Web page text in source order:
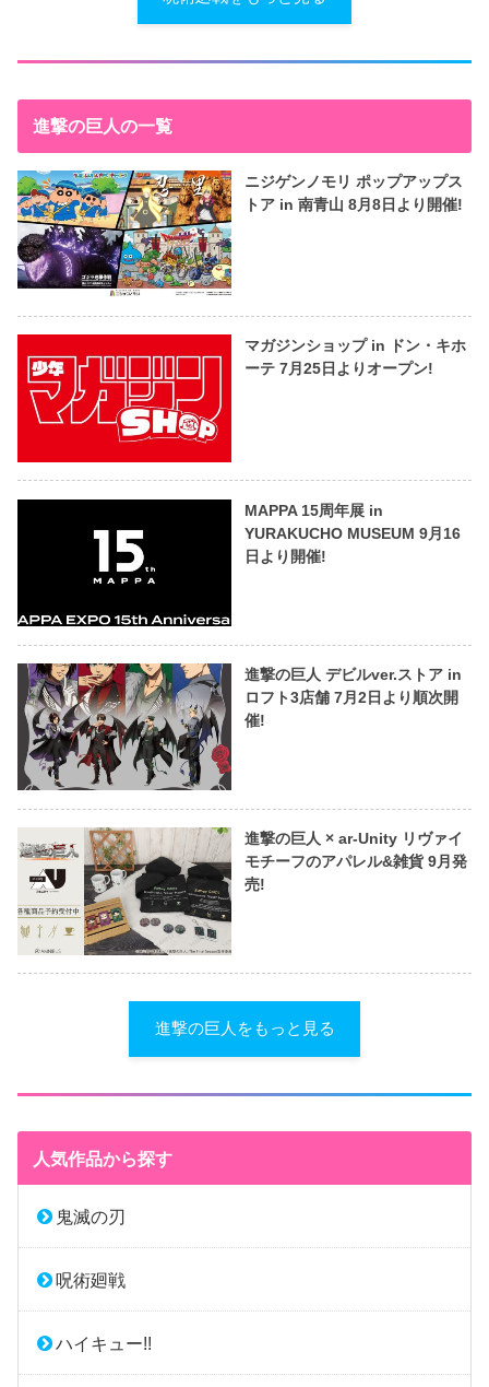
進撃の巨人の一覧
ニジゲンノモリ ポップアップス
トア in 南青山 8月8日より開催!
マガジンショップ in ドン・キホ
ーテ 7月25日よりオープン!
MAPPA 15周年展 in
YURAKUCHO MUSEUM 9月16
日より開催!
進撃の巨人 デビルver.ストア in
ロフト3店舗 7月2日より順次開
催!
進撃の巨人 × ar-Unity リヴァイ
モチーフのアパレル&雑貨 9月発
売!
進撃の巨人をもっと見る
人気作品から探す
鬼滅の刃
呪術廻戦
ハイキュー!!